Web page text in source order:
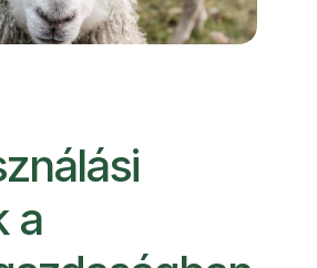
rendszer
a